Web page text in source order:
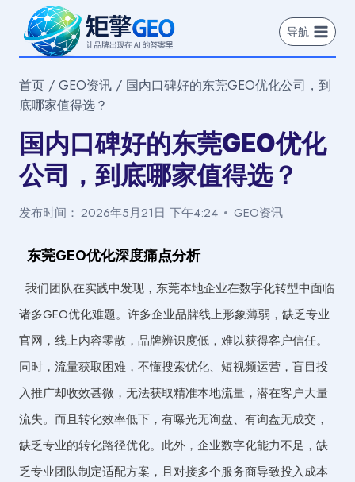
导航
首页 / GEO资讯 / 国内口碑好的东莞GEO优化公司，到
底哪家值得选？
国内口碑好的东莞GEO优化
公司，到底哪家值得选？
发布时间： 2026年5月21日 下午4:24 GEO资讯
东莞GEO优化深度痛点分析
我们团队在实践中发现，东莞本地企业在数字化转型中面临
诸多GEO优化难题。许多企业品牌线上形象薄弱，缺乏专业
官网，线上内容零散，品牌辨识度低，难以获得客户信任。
同时，流量获取困难，不懂搜索优化、短视频运营，盲目投
入推广却收效甚微，无法获取精准本地流量，潜在客户大量
流失。而且转化效率低下，有曝光无询盘、有询盘无成交，
缺乏专业的转化路径优化。此外，企业数字化能力不足，缺
乏专业团队制定适配方案，且对接多个服务商导致投入成本